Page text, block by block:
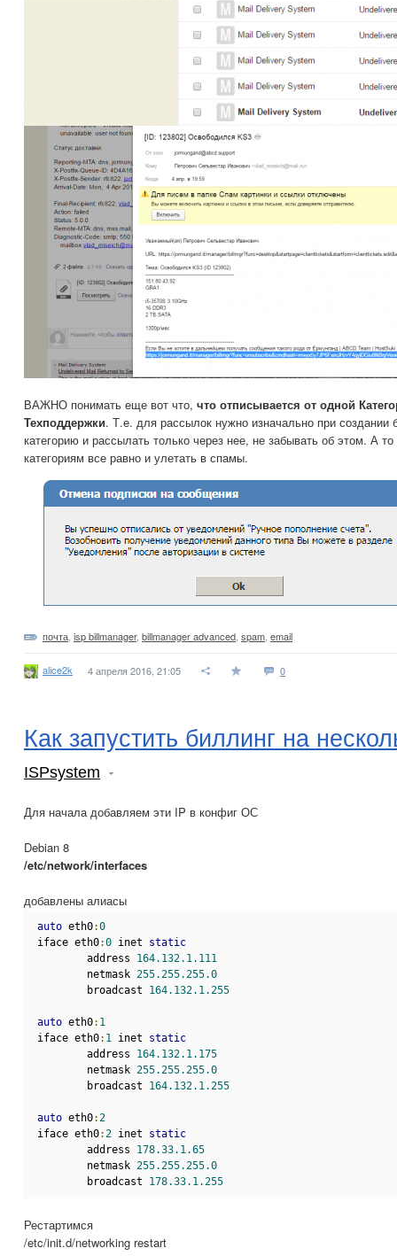
ВАЖНО понимать еще вот что, что отписывается от одной
Техподдержки. Т.е. для рассылок нужно изначально при создании
категорию и рассылать только через нее, не забывать об этом. А
категориям все равно и улетать в спамы.
почта isp billmanager, billmanager advanced spam email
alice2k 4 апреля 2016, 21:05 0
Как запустить биллинг на
ISPsystem
Для начала добавляем эти IP в конфиг ОС
Debian 8
/etc/network/interfaces
добавлены алиасы
auto eth0:0
iface eth0:0 inet static
address 164.132.1.111
netmask 255.255.255.0
broadcast 164.132.1.255
auto eth0: 1
iface eth0: 1 inet static
address 164.132.1.175
netmask 255.255.255.0
broadcast 164.132.1.255
auto eth0:2
iface eth0:2 inet static
address 178.33.1.65
netmask 255.255.255.0
broadcast 178.33.1.255
Рестартимся
/etc/init.d/networking restart